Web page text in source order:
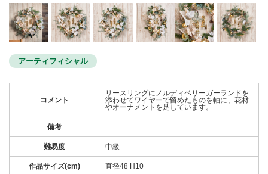
アーティフィシャル
コメント
リースリングにノルディベリーガーランドを
添わせてワイヤーで留めたものを軸に、花材
やオーナメントを足しています。
備考
難易度 中級
作品サイズ(cm) 直径48 H10